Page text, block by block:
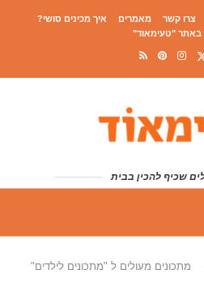
צרו קשר מאמרים
איך מכינים סושי?
באתר "טעימאוד"
שכיף להכין בבית
מתכונים מעולים ל "מתכונים לילדים"